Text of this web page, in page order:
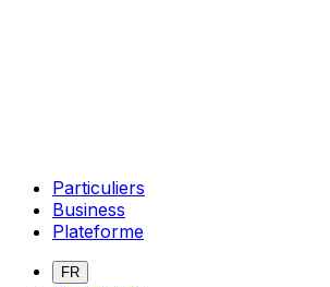
Particuliers
Business
Plateforme
FR